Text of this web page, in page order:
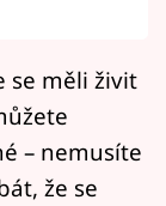
se měli živit
– nemusíte
že se